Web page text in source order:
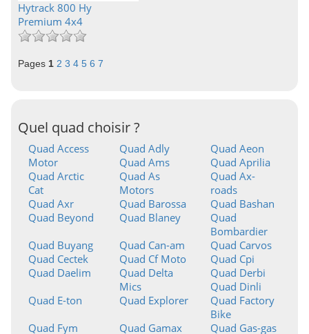
Hytrack 800 Hy
Premium 4x4
Pages 1 2 3 4 5 6 7
Quel quad choisir ?
Quad Access
Motor
Quad Adly
Quad Aeon
Quad Ams
Quad Aprilia
Quad Arctic
Cat
Quad As
Motors
Quad Ax-
roads
Quad Axr
Quad Barossa
Quad Bashan
Quad Beyond
Quad Blaney
Quad
Bombardier
Quad Buyang
Quad Can-am
Quad Carvos
Quad Cectek
Quad Cf Moto
Quad Cpi
Quad Daelim
Quad Delta
Mics
Quad Derbi
Quad Dinli
Quad E-ton
Quad Explorer
Quad Factory
Bike
Quad Fym
Quad Gamax Quad Gas-gas